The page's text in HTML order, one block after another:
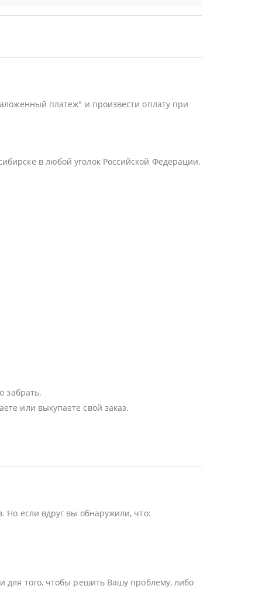
платеж" и произвести оплату при
в любой уголок Российской Федерации.
забрать.
или выкупаете свой заказ.
Но если вдруг вы обнаружили, что:
для того, чтобы решить Вашу проблему, либо